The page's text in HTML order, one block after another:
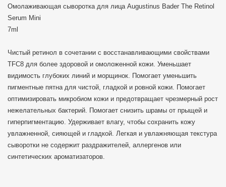
Омолаживающая сыворотка для лица Augustinus Bader The Retinol
Serum Mini
7ml
Чистый ретинол в сочетании с восстанавливающими свойствами
TFC8 для более здоровой и омоложенной кожи. Уменьшает
видимость глубоких линий и морщинок. Помогает уменьшить
пигментные пятна для чистой, гладкой и ровной кожи. Помогает
оптимизировать микробиом кожи и предотвращает чрезмерный рост
нежелательных бактерий. Помогает снизить шрамы от прыщей и
гиперпигментацию. Удерживает влагу, чтобы сохранить кожу
увлажненной, сияющей и гладкой. Легкая и увлажняющая текстура
сыворотки не содержит раздражителей, аллергенов или
синтетических ароматизаторов.